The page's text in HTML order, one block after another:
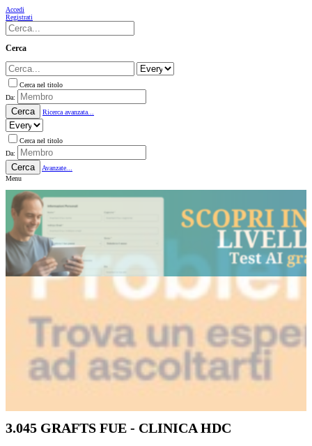
Accedi
Registrati
Cerca
Cerca nel titolo
Da:
Cerca Ricerca avanzata...
Cerca nel titolo
Da:
Cerca
Avanzate...
Menu
3.045 GRAFTS FUE - CLINICA HDC